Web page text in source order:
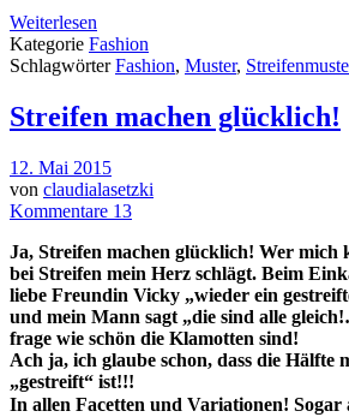
Weiterlesen
Kategorie Fashion
SchlagwörterFashion, Muster,
Streifen machen glücklich!
12. Mai 2015
von claudialasetzki
Kommentare 13
Ja, Streifen machen glücklich! Wer mich
bei Streifen mein Herz schlägt. Beim
liebe Freundin Vicky „wieder ein
und mein Mann sagt „die sind alle
frage wie schön die Klamotten sind!
Ach ja, ich glaube schon, dass die Hälfte
„gestreift“ ist!!!
In allen Facetten und Variationen! Sogar